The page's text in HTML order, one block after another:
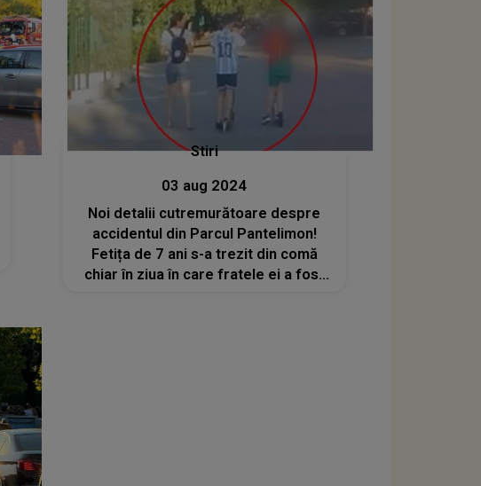
Stiri
03 aug 2024
Noi detalii cutremurătoare despre
accidentul din Parcul Pantelimon!
Fetița de 7 ani s-a trezit din comă
chiar în ziua în care fratele ei a fost